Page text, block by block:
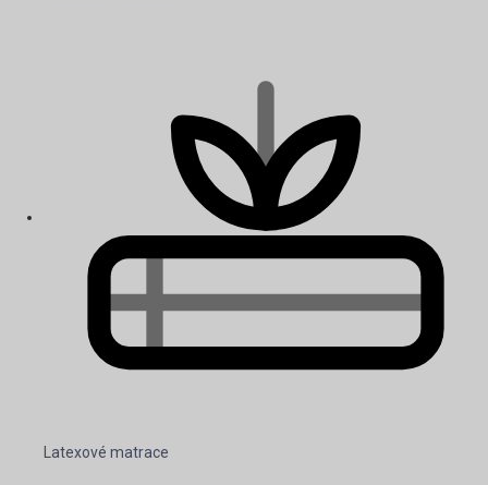
Latexové matrace